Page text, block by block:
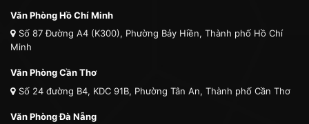
Văn Phòng Hồ Chí Minh
Số 87 Đường A4 (K300), Phường Bảy Hiền, Thành phố Hồ Chí
Minh
Văn Phòng Cần Thơ
Số 24 đường B4, KDC 91B, Phường Tân An, Thành phố Cần Thơ
Văn Phòng Đà Nẵng